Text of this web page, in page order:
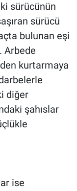
sürücünün
sürücü
bulunan eşi
Arbede
kurtarmaya
diğer
şahıslar
ise